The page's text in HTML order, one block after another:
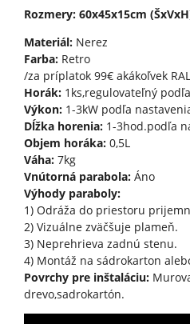
Rozmery: 60x45x15cm
Materiál:Nerez
Farba:Retro
/za príplatok 99€ akákoľvek
Horák:1ks,regulovateľný
Výkon: 1-3kW podľa
Dĺžka horenia:1-3hod.podľa
Objem horáka:0,5L
Váha: 7kg
Vnútorná parabola:Áno
Výhody paraboly:
1) Odráža do priestoru
2) Vizuálne zväčšuje plameň.
3) Neprehrieva zadnú stenu.
4) Montáž na sádrokarton
Povrchy pre inštaláciu:
drevo,sadrokartón.